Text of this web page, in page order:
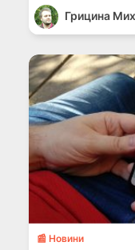
Грицина
📰 Новини